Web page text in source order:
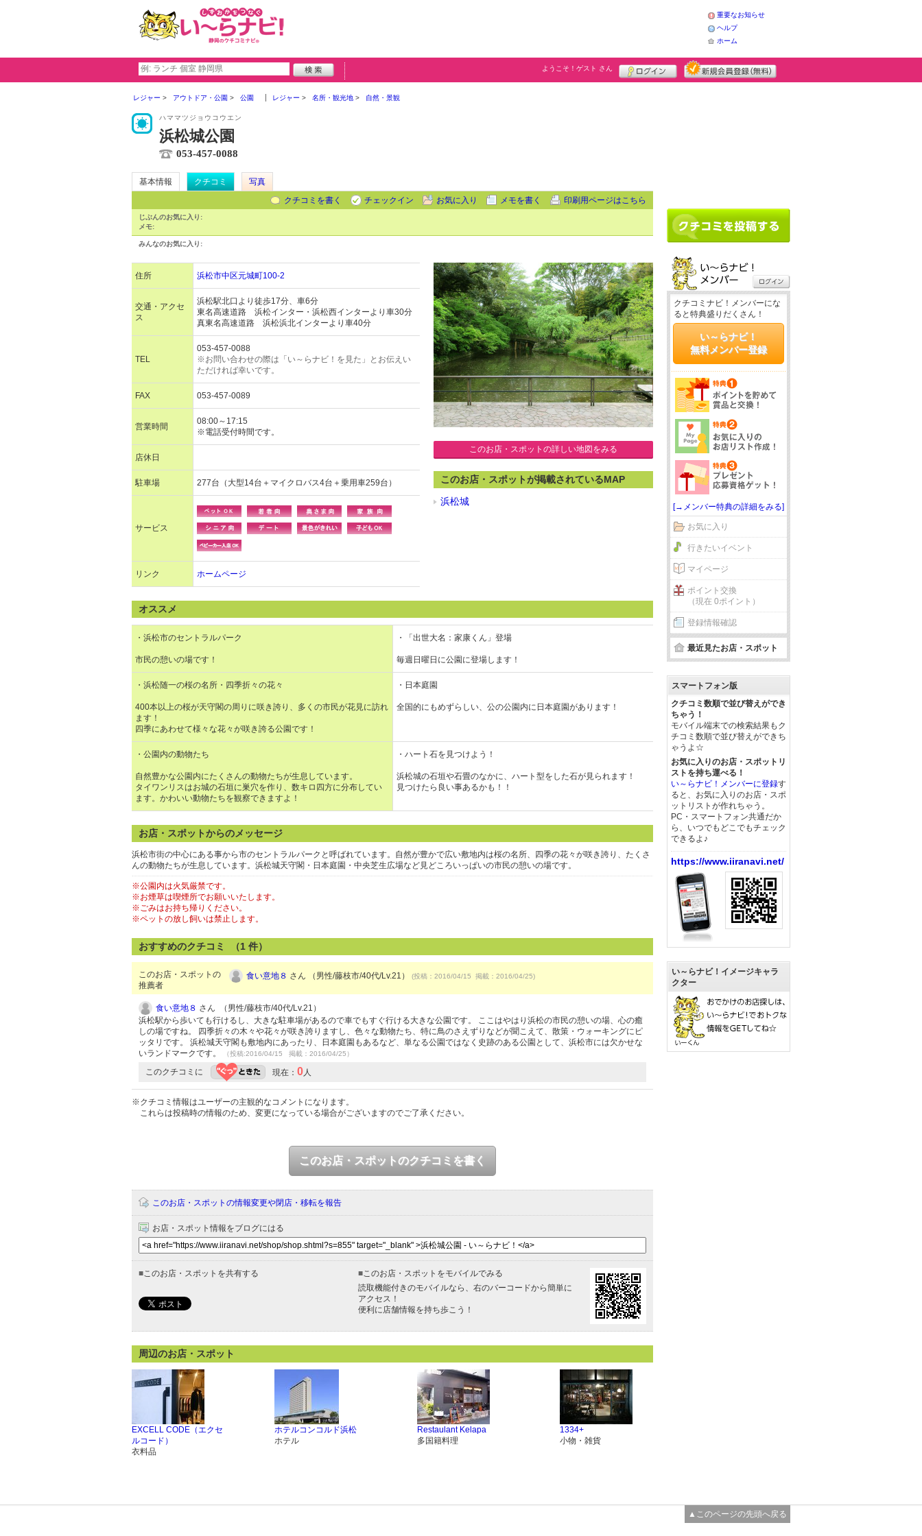
重要なお知らせ
ヘルプ
ホーム
ようこそ！ ゲスト さん
レジャー アウトドア・公園 公園 レジャー 名所・観光地 自然・景観
ハママツジョウコウエン
浜松城公園
053-457-0088
基本情報 クチコミ
写真
クチコミを書く
チェックイン お気に入り メモを書く 印刷用ページはこちら
じぶんのお気に入り:
メモ:
みんなのお気に入り:
住所 浜松市中区元城町100-2
交通・アクセ
ス
浜松駅北口より徒歩17分、車6分
東名高速道路 浜松インター・浜松西インターより車30分
真東名高速道路 浜松浜北インターより車40分
TEL
053-457-0088
※お問い合わせの際は「い～らナビ！を見た」とお伝えい
ただければ幸いです。
FAX 053-457-0089
営業時間
08:00～17:15
※電話受付時間です。
店休日
駐車場 277台（大型14台＋マイクロバス4台＋乗用車259台）
サービス
リンク ホームページ
このお店・スポットの詳しい地図をみる
このお店・スポットが掲載されているMAP
浜松城
オススメ
・浜松市のセントラルパーク
市民の憩いの場です！
・「出世大名：家康くん」登場
毎週日曜日に公園に登場します！
・浜松随一の桜の名所・四季折々の花々
400本以上の桜が天守閣の周りに咲き誇り、多くの市民が花見に訪れ
ます！
四季にあわせて様々な花々が咲き誇る公園です！
・日本庭園
全国的にもめずらしい、公の公園内に日本庭園があります！
・公園内の動物たち
自然豊かな公園内にたくさんの動物たちが生息しています。
タイワンリスはお城の石垣に巣穴を作り、数キロ四方に分布してい
ます。かわいい動物たちを観察できますよ！
・ハート石を見つけよう！
浜松城の石垣や石畳のなかに、ハート型をした石が見られます！
見つけたら良い事あるかも！！
お店・スポットからのメッセージ
浜松市街の中心にある事から市のセントラルパークと呼ばれています。自然が豊かで広い敷地内は桜の名所、四季の花々が咲き誇り、たくさ
んの動物たちが生息しています。浜松城天守閣・日本庭園・中央芝生広場など見どころいっぱいの市民の憩いの場です。
※公園内は火気厳禁です。
※お煙草は喫煙所でお願いいたします。
※ごみはお持ち帰りください。
※ペットの放し飼いは禁止します。
おすすめのクチコミ （1 件）
このお店・スポットの
推薦者
食い意地８ さん （男性/藤枝市/40代/Lv.21） (投稿：2016/04/15 掲載：2016/04/25)
食い意地８ さん （男性/藤枝市/40代/Lv.21）
浜松駅から歩いても行けるし、大きな駐車場があるので車でもすぐ行ける大きな公園です。 ここはやはり浜松の市民の憩いの場、心の癒
しの場ですね。 四季折々の木々や花々が咲き誇りますし、色々な動物たち、特に鳥のさえずりなどが聞こえて、散策・ウォーキングにピ
ッタリです。 浜松城天守閣も敷地内にあったり、日本庭園もあるなど、単なる公園ではなく史跡のある公園として、浜松市には欠かせな
いランドマークです。
（投稿:2016/04/15 掲載：2016/04/25）
このクチコミに 現在： 0人
※クチコミ情報はユーザーの主観的なコメントになります。
これらは投稿時の情報のため、変更になっている場合がございますのでご了承ください。
このお店・スポットのクチコミを書く
このお店・スポットの情報変更や閉店・移転を報告
お店・スポット情報をブログにはる
■このお店・スポットを共有する ■このお店・スポットをモバイルでみる
読取機能付きのモバイルなら、右のバーコードから簡単に
アクセス！
便利に店舗情報を持ち歩こう！
周辺のお店・スポット
EXCELL CODE（エクセ
ルコード）
衣料品
ホテルコンコルド浜松
ホテル
Restaulant Kelapa
多国籍料理
1334+
小物・雑貨
クチコミナビ！メンバーにな
ると特典盛りだくさん！
い～らナビ！
無料メンバー登録
[→メンバー特典の詳細をみる]
お気に入り
行きたいイベント
マイページ
ポイント交換
（現在 0ポイント）
登録情報確認
最近見たお店・スポット
スマートフォン版
クチコミ数順で並び替えができ
ちゃう！
モバイル端末での検索結果もク
チコミ数順で並び替えができち
ゃうよ☆
お気に入りのお店・スポットリ
ストを持ち運べる！
い～らナビ！メンバーに登録す
ると、お気に入りのお店・スポ
ットリストが作れちゃう。
PC・スマートフォン共通だか
ら、いつでもどこでもチェック
できるよ♪
https://www.iiranavi.net/
い～らナビ！イメージキャラ
クター
▲このページの先頭へ戻る